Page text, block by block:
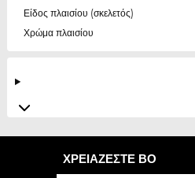
Είδος πλαισίου (σκελετός)
Χρώμα πλαισίου
ΧΡΕΙΆΖΕΣΤΕ ΒΟ